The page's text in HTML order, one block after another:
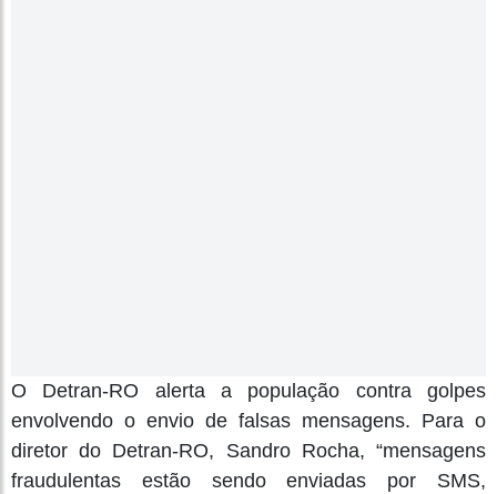
O Detran-RO alerta a população contra golpes
envolvendo o envio de falsas mensagens. Para o
diretor do Detran-RO, Sandro Rocha, “mensagens
fraudulentas estão sendo enviadas por SMS,